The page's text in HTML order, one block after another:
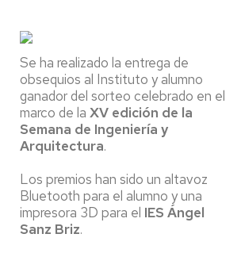
Se ha realizado la entrega de
obsequios al Instituto y alumno
ganador del sorteo celebrado en el
marco de la XV edición de la
Semana de Ingeniería y
Arquitectura.
Los premios han sido un altavoz
Bluetooth para el alumno y una
impresora 3D para el IES Ángel
Sanz Briz.